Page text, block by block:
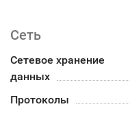
Сеть
Сетевое хранение
данных
Протоколы